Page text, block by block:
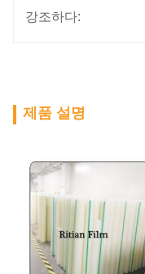
강조하다:
제품 설명